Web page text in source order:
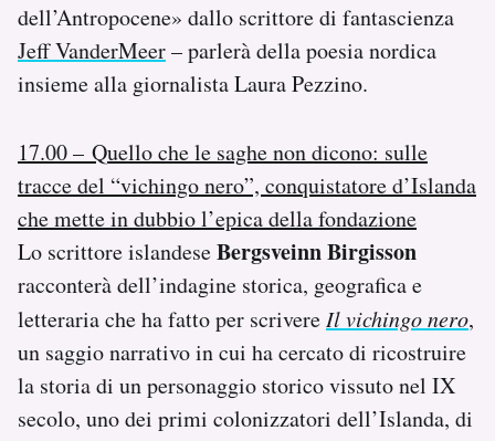
dell’Antropocene» dallo scrittore di fantascienza
Jeff VanderMeer– parlerà della poesia nordica
insieme alla giornalista Laura Pezzino.
17.00 – Quello che le saghe non dicono: sulle
tracce del “vichingo nero”, conquistatore d’Islanda
che mette in dubbio l’epica della fondazione
Lo scrittore islandeseBergsveinn Birgisson
racconterà dell’indagine storica, geografica e
letteraria che ha fatto per scrivere Il vichingo nero,
un saggio narrativo in cui ha cercato di ricostruire
la storia di un personaggio storico vissuto nel IX
secolo, uno dei primi colonizzatori dell’Islanda, di